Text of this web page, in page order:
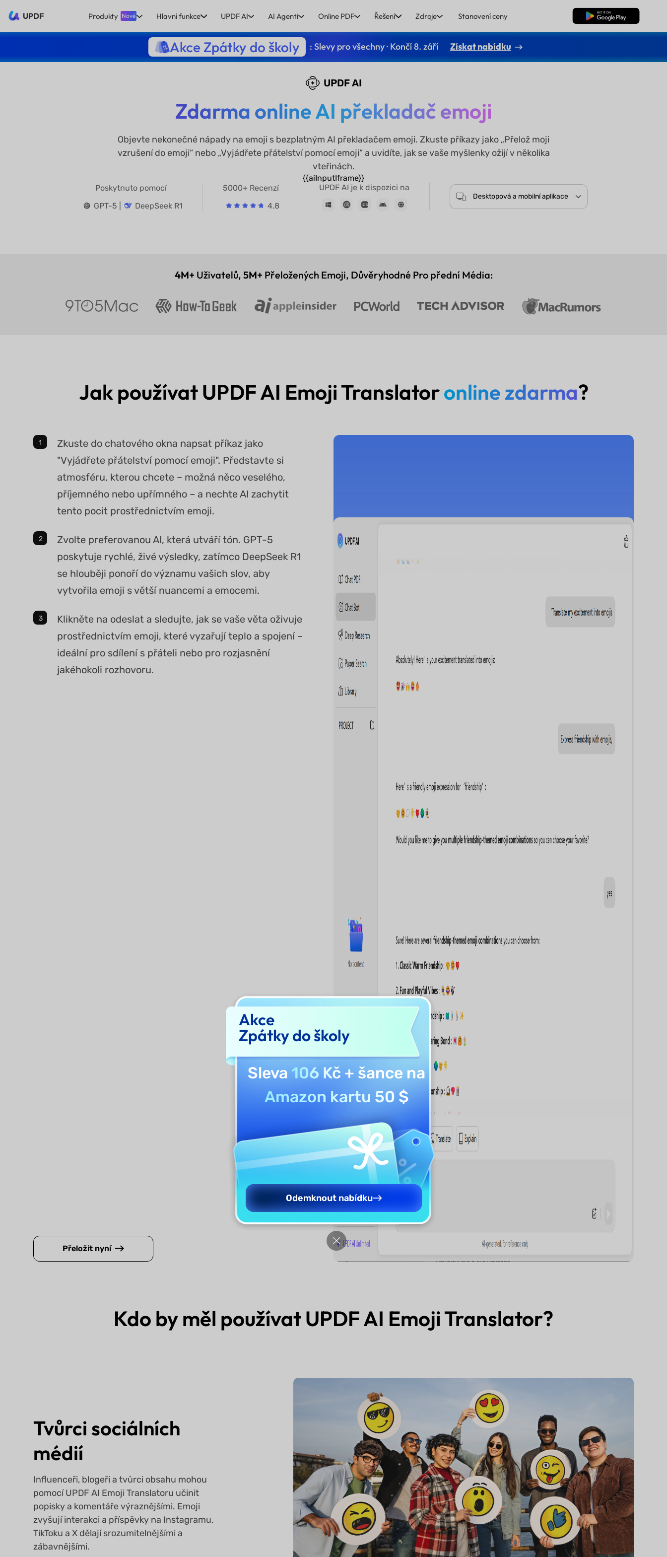
UPDF Produkty Nové Hlavní funkce UPDF AI AI Agenti Online PDF Řešení Zdroje Stanovení ceny Bezplatné stažení
Akce Zpátky do školy : Slevy pro všechny · Končí 8. září Získat nabídku
UPDF AI
Zdarma online AI překladač emoji
Objevte nekonečné nápady na emoji s bezplatným AI překladačem emoji. Zkuste příkazy jako „Přelož moji
vzrušení do emoji“ nebo „Vyjádřete přátelství pomocí emoji“ a uvidíte, jak se vaše myšlenky ožijí v několika
vteřinách.
{{aiInputIframe}}
Poskytnuto pomocí
GPT-5 |
DeepSeek R1
5000+ Recenzí
4.8
UPDF AI je k dispozici na
Desktopová a mobilní aplikace
4M+ Uživatelů, 5M+ Přeložených Emoji, Důvěryhodné Pro přední Média:
Jak používat UPDF AI Emoji Translatoronline zdarma?
Zkuste do chatového okna napsat příkaz jako
"Vyjádřete přátelství pomocí emoji". Představte si
atmosféru, kterou chcete – možná něco veselého,
příjemného nebo upřímného – a nechte AI zachytit
tento pocit prostřednictvím emoji.
Zvolte preferovanou AI, která utváří tón. GPT-5
poskytuje rychlé, živé výsledky, zatímco DeepSeek R1
se hlouběji ponoří do významu vašich slov, aby
vytvořila emoji s větší nuancemi a emocemi.
Klikněte na odeslat a sledujte, jak se vaše věta oživuje
prostřednictvím emoji, které vyzařují teplo a spojení –
ideální pro sdílení s přáteli nebo pro rozjasnění
jakéhokoli rozhovoru.
Přeložit nyní
Kdo by měl používat UPDF AI Emoji Translator?
Tvůrci sociálních
médií
Influenceři, blogeři a tvůrci obsahu mohou
pomocí UPDF AI Emoji Translatoru učinit
popisky a komentáře výraznějšími. Emoji
zvyšují interakci a příspěvky na Instagramu,
TikToku a X dělají srozumitelnějšími a
zábavnějšími.
Akce
Zpátky do školy
Sleva 106 Kč + šance na
Amazon kartu 50 $
Odemknout nabídku